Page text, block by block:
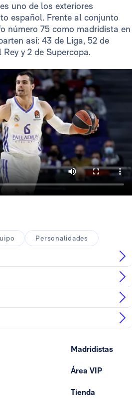
es uno de los exteriores
español. Frente al conjunto
número 75 como madridista en
así: 43 de Liga, 52 de
y 2 de Supercopa.
Personalidades
Madridistas
Área VIP
Tienda